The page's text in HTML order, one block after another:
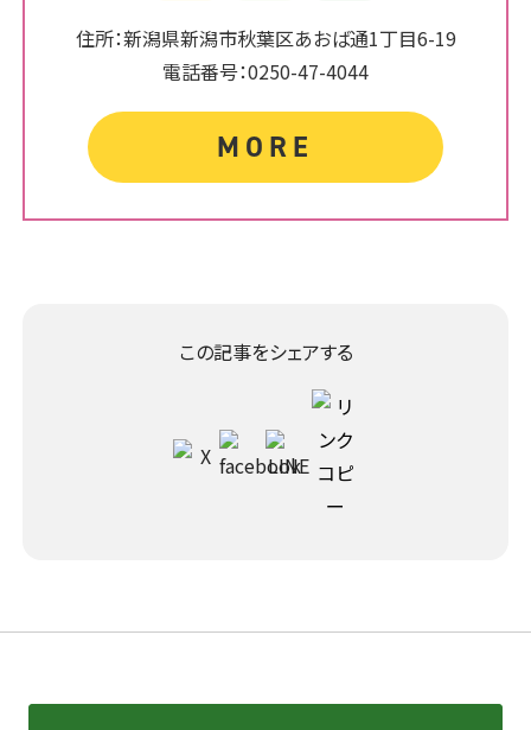
住所：新潟県新潟市秋葉区あおば通1丁目6-19
電話番号：0250-47-4044
MORE
この記事をシェアする